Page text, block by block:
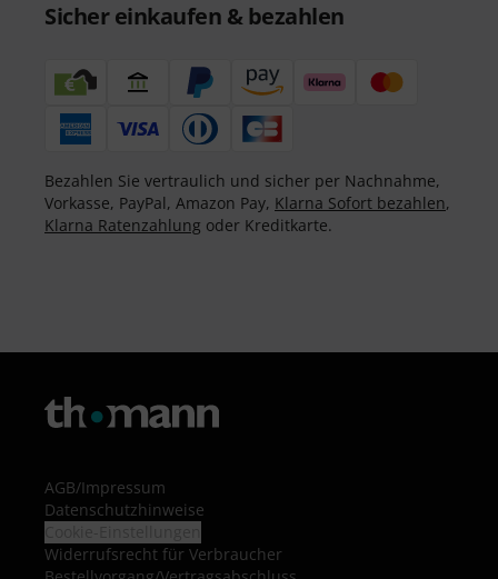
Sicher einkaufen & bezahlen
Bezahlen Sie vertraulich und sicher per Nachnahme,
Vorkasse, PayPal, Amazon Pay, Klarna Sofort bezahlen,
Klarna Ratenzahlung oder Kreditkarte.
AGB/Impressum
Datenschutzhinweise
Widerrufsrecht für Verbraucher